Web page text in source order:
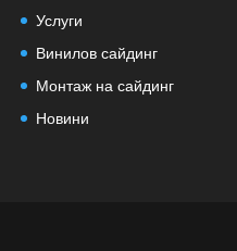
Услуги
Винилов сайдинг
Монтаж на сайдинг
Новини